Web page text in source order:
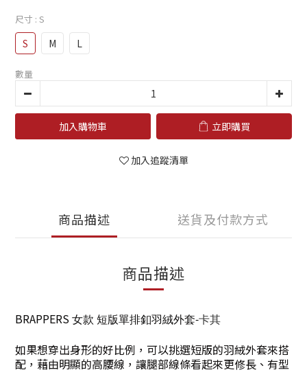
尺寸 : S
S M L
數量
加入購物車 立即購買
加入追蹤清單
商品描述 送貨及付款方式
商品描述
BRAPPERS女款 短版單排釦羽絨外套-卡其
如果想穿出身形的好比例，可以挑選短版的羽絨外套來搭
配，藉由明顯的高腰線，讓腿部線條看起來更修長、有型